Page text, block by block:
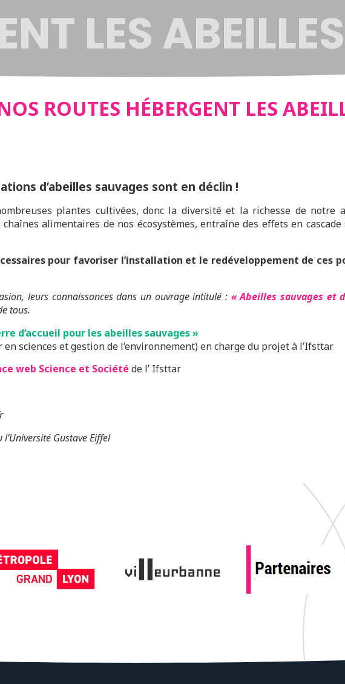
LES ABEILLES
ROUTES HÉBERGENT LES
d’abeilles sauvages sont en déclin !
plantes cultivées, donc la diversité et la richesse de notre
alimentaires de nos écosystèmes, entraîne des effets en
pour favoriser l’installation et le redéveloppement de ces
leurs connaissances dans un ouvrage intitulé : « Abeilles sauvages et
tous.
d’accueil pour les abeilles sauvages »
sciences et gestion de l’environnement) en charge du projet à l’Ifsttar
web Science et Société de l’ Ifsttar
Gustave Eiffel